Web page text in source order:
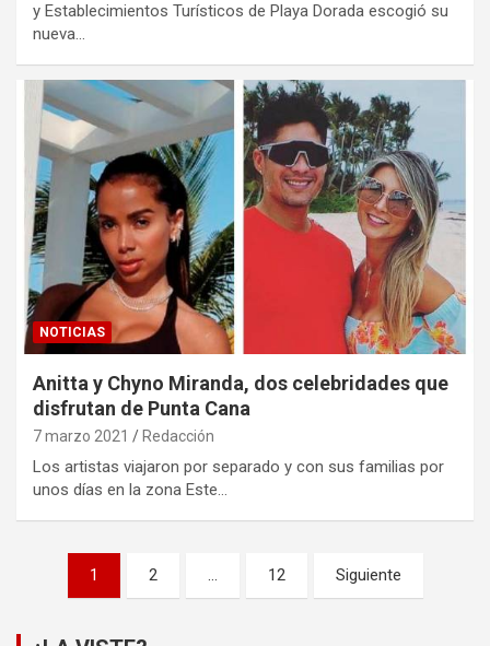
y Establecimientos Turísticos de Playa Dorada escogió su
nueva…
NOTICIAS
Anitta y Chyno Miranda, dos celebridades que
disfrutan de Punta Cana
7 marzo 2021 Redacción
Los artistas viajaron por separado y con sus familias por
unos días en la zona Este…
Paginación
entradas
1 2 … 12 Siguiente